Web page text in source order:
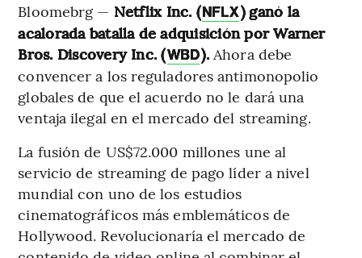
Bloomebrg — Netflix Inc. (NFLX) ganó la
acalorada batalla de adquisición por Warner
Bros. Discovery Inc. (WBD).Ahora debe
convencer a los reguladores antimonopolio
globales de que el acuerdo no le dará una
ventaja ilegal en el mercado del streaming.
La fusión de US$72.000 millones une al
servicio de streaming de pago líder a nivel
mundial con uno de los estudios
cinematográficos más emblemáticos de
Hollywood. Revolucionaría el mercado de